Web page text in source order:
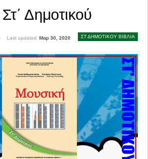
Δημοτικού
ΣΤ ΔΗΜΟΤΙΚΟΥ ΒΙΒΛΙΑ
Last updated Μαρ 30, 2020